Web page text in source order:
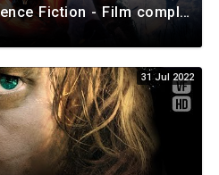
Guerrier - Action - Science Fiction - Film complet en français - HD 1080
31 Jul 2022